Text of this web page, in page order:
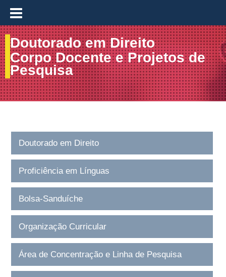
≡
Doutorado em Direito
Corpo Docente e Projetos de
Pesquisa
Doutorado em Direito
Proficiência em Línguas
Bolsa-Sanduíche
Organização Curricular
Área de Concentração e Linha de Pesquisa